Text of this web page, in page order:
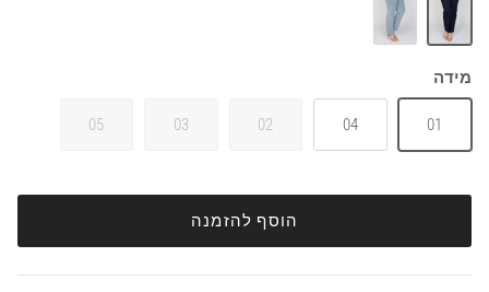
מידה
01
04
02
03
05
הוסף להזמנה